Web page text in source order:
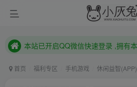
首页 福利专区 手机游戏 休闲益智(APP)